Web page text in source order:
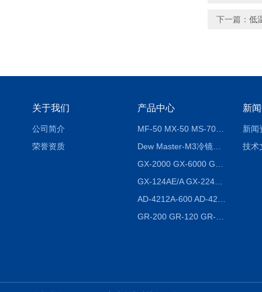
下一篇： 低
关于我们
公司简介
荣誉资质
产品中心
MF-50 MX-50 MS-70卤素水分测定仪 红外线水分仪
Dew Master-M3冷镜式露点仪
GX-124AE/A GX-224AE/A分析天平
新
新闻
技术